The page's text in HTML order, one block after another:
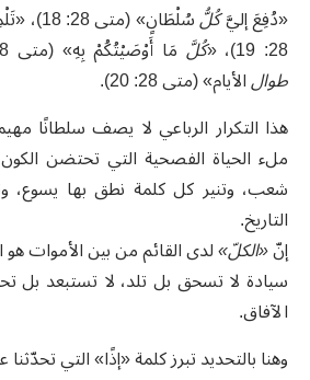
«دُفِعَ إليَّكُلُّسُلْطَانٍ» (متى 28: 18)، «تَلْمِذُوا
28: 19)، «
كُلَّ مَا أَوْصَيْتُكُمْ بِهِ» (متى 28: 20)، «هاءنذا معكم
طوالالأيام» (متى 28: 20).
هذا التكرار الرباعي لا يصف سلطانًا
ملء الحياة الفصحية التي تحتضن
شعب، وتنير كل كلمة نطق بها يسوع،
التاريخ.
إنّ«الكلّ»لدى القائم من بين الأموات هو
سيادة لا تسحق بل تلد، لا تستبعد بل
الآفاق.
وهنا بالتحديد تبرز كلمة «إذًا» التي تحدّثنا